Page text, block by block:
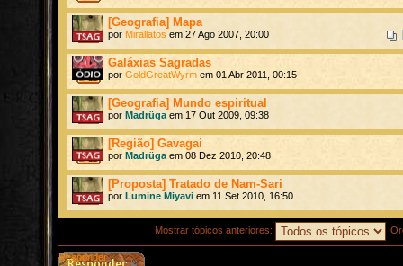
[Geografia] Mapa
por Mirallatos em 27 Ago 2007, 20:00
Galáxias Sagradas
por GoldGreatWyrm em 01 Abr 2011, 00:15
[Geografia] Mundo espiritual
por Madrüga em 17 Out 2009, 09:38
[Região] Gavagai
por Madrüga em 08 Dez 2010, 20:48
[Proposta] Tratado de Nam-Sari
por Lumine Miyavi em 11 Set 2010, 16:50
Mostrar tópicos anteriores:
Responder